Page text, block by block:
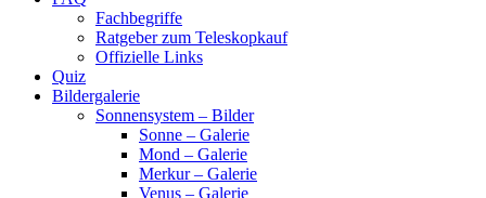
Fachbegriffe
Ratgeber zum Teleskopkauf
Offizielle Links
Quiz
Bildergalerie
Sonnensystem – Bilder
Sonne – Galerie
Mond – Galerie
Merkur – Galerie
Venus – Galerie